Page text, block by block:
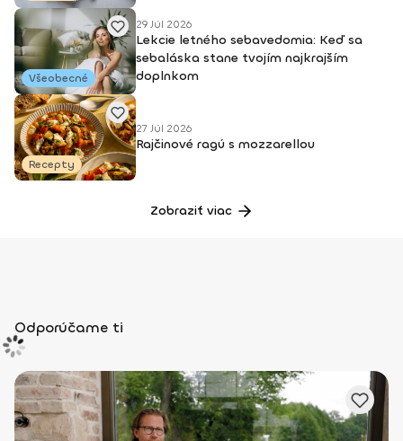
Všeobecné
29 Júl 2026
Lekcie letného sebavedomia: Keď sa
sebaláska stane tvojím najkrajším
doplnkom
Recepty
27 Júl 2026
Rajčinové ragú s mozzarellou
Zobraziť viac
Odporúčame ti